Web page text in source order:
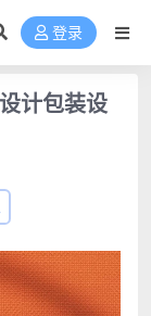
登录
计包装设